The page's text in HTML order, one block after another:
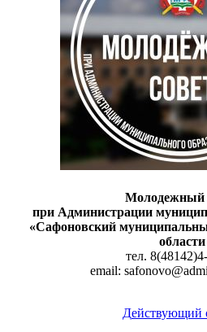
Молодежный
при Администрации
«Сафоновский
области
тел.
email:
Действующий